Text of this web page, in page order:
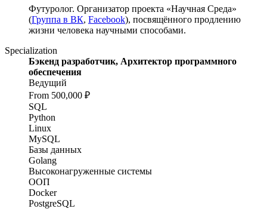
Футуролог. Организатор проекта «Научная Среда»
(Группа в ВК, Facebook), посвящённого продлению
жизни человека научными способами.
Specialization
Бэкенд разработчик, Архитектор программного
обеспечения
Ведущий
From 500,000 ₽
SQL
Python
Linux
MySQL
Базы данных
Golang
Высоконагруженные системы
ООП
Docker
PostgreSQL